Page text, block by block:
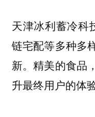
天津冰利蓄冷科
链宅配等多种多
新。精美的食品
升最终用户的体